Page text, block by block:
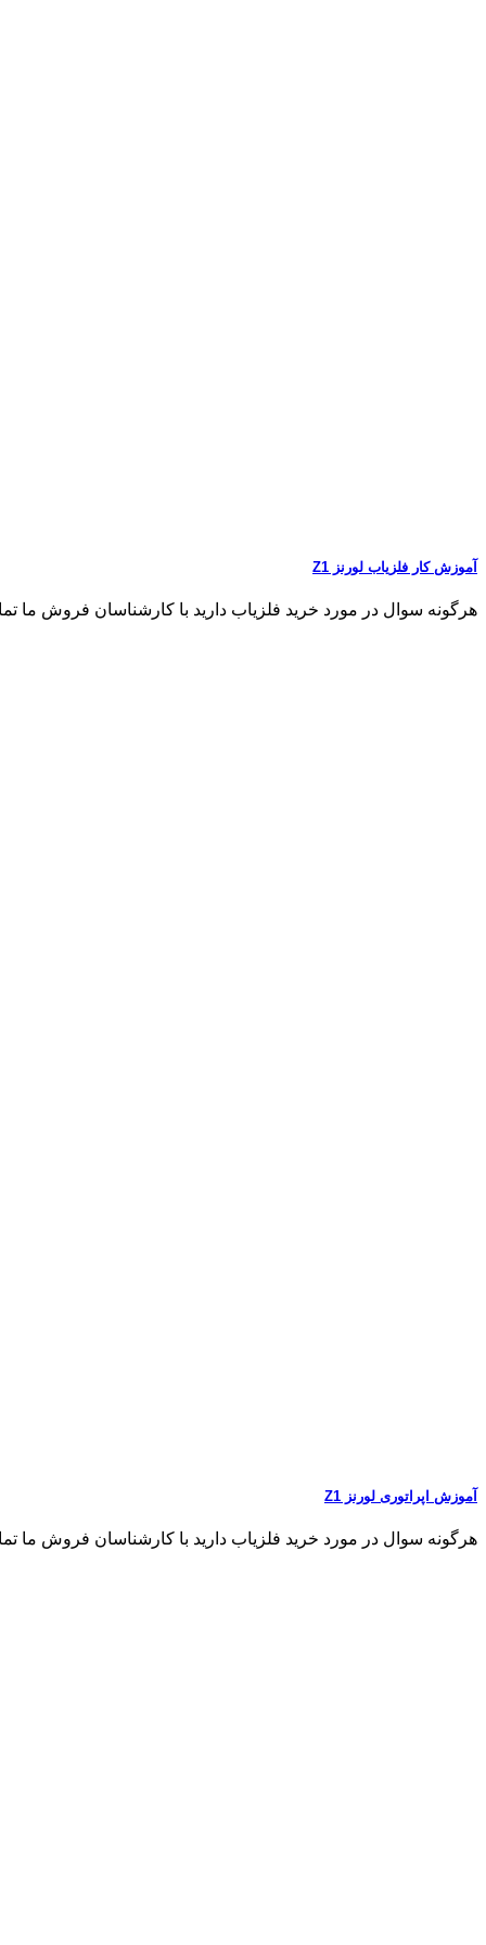
آموزش کار فلزیاب لورنز Z1
هرگونه سوال در مورد خرید فلزیاب دارید با کارشناسان فروش ما تماس
آموزش اپراتوری لورنز Z1
هرگونه سوال در مورد خرید فلزیاب دارید با کارشناسان فروش ما تماس